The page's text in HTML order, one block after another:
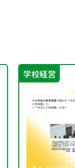
学校経営